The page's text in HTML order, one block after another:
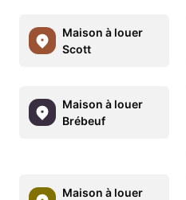
Maison à louer
Scott
Maison à louer
Brébeuf
Maison à louer